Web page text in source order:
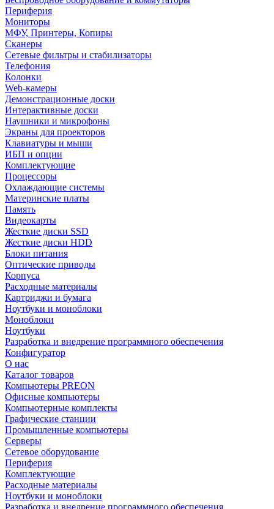
Периферия
Мониторы
МФУ, Принтеры, Копиры
Сканеры
Сетевые фильтры и стабилизаторы
Телефония
Колонки
Web-камеры
Демонстрационные доски
Интерактивные доски
Наушники и микрофоны
Экраны для проекторов
Клавиатуры и мыши
ИБП и опции
Комплектующие
Процессоры
Охлаждающие системы
Материнские платы
Память
Видеокарты
Жесткие диски SSD
Жесткие диски HDD
Блоки питания
Оптические приводы
Корпуса
Расходные материалы
Картриджи и бумага
Ноутбуки и моноблоки
Моноблоки
Ноутбуки
Разработка и внедрение программного обеспечения
Конфигуратор
О нас
Каталог товаров
Компьютеры PREON
Офисные компьютеры
Компьютерные комплекты
Графические станции
Промышленные компьютеры
Серверы
Сетевое оборудование
Периферия
Комплектующие
Расходные материалы
Ноутбуки и моноблоки
Разработка и внедрение программного обеспечения